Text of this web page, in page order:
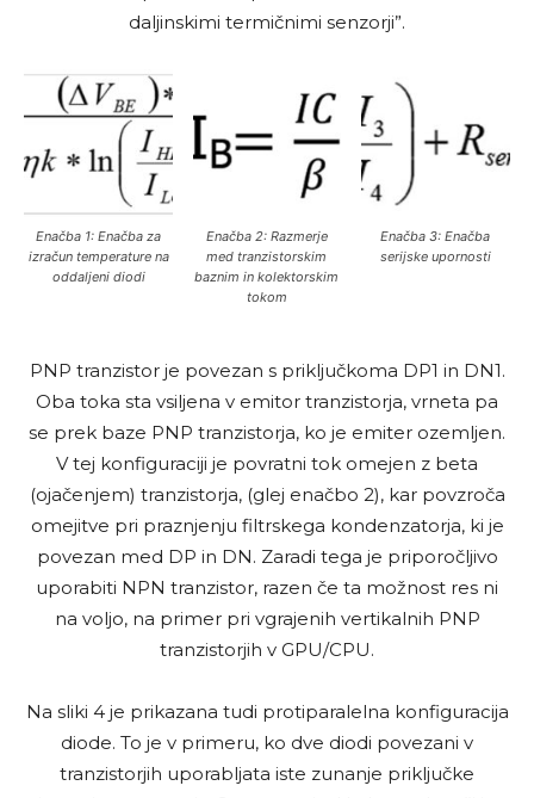
daljinskimi termičnimi senzorji”.
Enačba 1: Enačba za
izračun temperature na
oddaljeni diodi
Enačba 2: Razmerje
med tranzistorskim
baznim in kolektorskim
tokom
Enačba 3: Enačba
serijske upornosti
PNP tranzistor je povezan s priključkoma DP1 in DN1.
Oba toka sta vsiljena v emitor tranzistorja, vrneta pa
se prek baze PNP tranzistorja, ko je emiter ozemljen.
V tej konfiguraciji je povratni tok omejen z beta
(ojačenjem) tranzistorja, (glej enačbo 2), kar povzroča
omejitve pri praznjenju filtrskega kondenzatorja, ki je
povezan med DP in DN. Zaradi tega je priporočljivo
uporabiti NPN tranzistor, razen če ta možnost res ni
na voljo, na primer pri vgrajenih vertikalnih PNP
tranzistorjih v GPU/CPU.
Na sliki 4 je prikazana tudi protiparalelna konfiguracija
diode. To je v primeru, ko dve diodi povezani v
tranzistorjih uporabljata iste zunanje priključke